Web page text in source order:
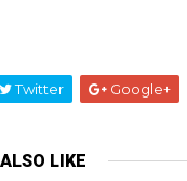
Twitter Google+
LIKE